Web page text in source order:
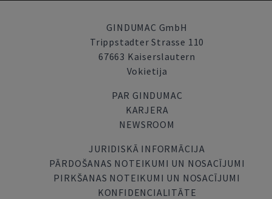
GINDUMAC GmbH
Trippstadter Strasse 110
67663 Kaiserslautern
Vokietija
PAR GINDUMAC
KARJERA
NEWSROOM
JURIDISKĀ INFORMĀCIJA
PĀRDOŠANAS NOTEIKUMI UN NOSACĪJUMI
PIRKŠANAS NOTEIKUMI UN NOSACĪJUMI
KONFIDENCIALITĀTE